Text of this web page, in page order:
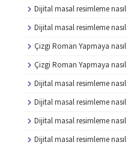
Dijital masal resimleme nasıl
Dijital masal resimleme nasıl
Çizgi Roman Yapmaya nasıl
Çizgi Roman Yapmaya nasıl
Dijital masal resimleme nasıl
Dijital masal resimleme nasıl
Dijital masal resimleme nasıl
Dijital masal resimleme nasıl